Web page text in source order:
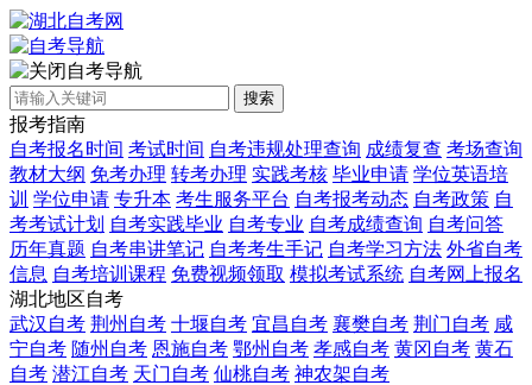
自考导航
搜索
报考指南
自考报名时间 考试时间 自考违规处理查询 成绩复查 考场查询
教材大纲 免考办理 转考办理 实践考核 毕业申请 学位英语培
训 学位申请 专升本 考生服务平台 自考报考动态 自考政策 自
考考试计划 自考实践毕业 自考专业 自考成绩查询 自考问答
历年真题 自考串讲笔记 自考考生手记 自考学习方法 外省自考
信息 自考培训课程 免费视频领取 模拟考试系统 自考网上报名
湖北地区自考
武汉自考 荆州自考 十堰自考 宜昌自考 襄樊自考 荆门自考 咸
宁自考 随州自考 恩施自考 鄂州自考 孝感自考 黄冈自考 黄石
自考 潜江自考 天门自考 仙桃自考 神农架自考